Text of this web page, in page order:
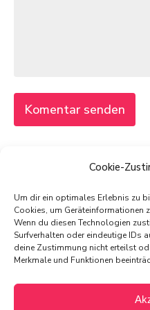
Cookie-
Um dir ein optimales Erlebnis zu
Cookies, um Geräteinformationen
Wenn du diesen Technologien
Surfverhalten oder eindeutige IDs
deine Zustimmung nicht erteilst
Merkmale und Funktionen
© 2025
All